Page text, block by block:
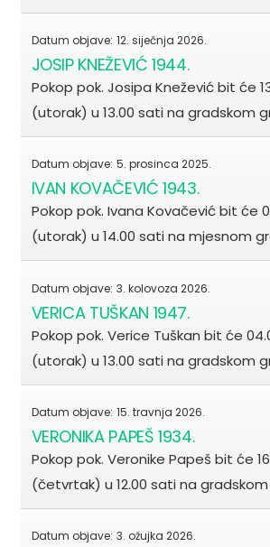
Datum objave: 12. siječnja 2026.
JOSIP KNEŽEVIĆ 1944.
Pokop pok. Josipa Knežević bit će
(utorak) u 13.00 sati na gradskom
Datum objave: 5. prosinca 2025.
IVAN KOVAČEVIĆ 1943.
Pokop pok. Ivana Kovačević bit će
(utorak) u 14.00 sati na mjesnom
Datum objave: 3. kolovoza 2026.
VERICA TUŠKAN 1947.
Pokop pok. Verice Tuškan bit će
(utorak) u 13.00 sati na gradskom
Datum objave: 15. travnja 2026.
VERONIKA PAPEŠ 1934.
Pokop pok. Veronike Papeš bit će
(četvrtak) u 12.00 sati na gradskom
Datum objave: 3. ožujka 2026.